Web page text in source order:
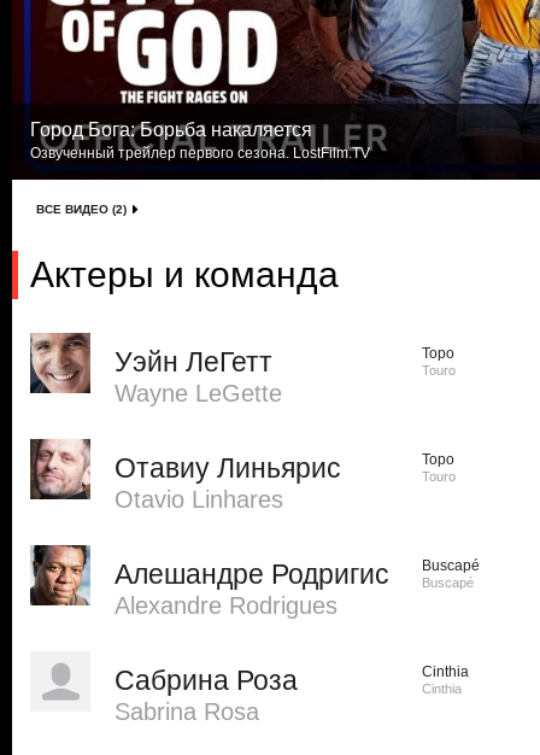
Город Бога: Борьба накаляется
Озвученный трейлер первого сезона. LostFilm.TV
ВСЕ ВИДЕО (2)
Актеры и команда
Уэйн ЛеГетт
Wayne LeGette
Торо
Touro
Отавиу Линьярис
Otavio Linhares
Торо
Touro
Алешандре Родригис
Alexandre Rodrigues
Buscapé
Buscapé
Сабрина Роза
Sabrina Rosa
Cinthia
Cinthia